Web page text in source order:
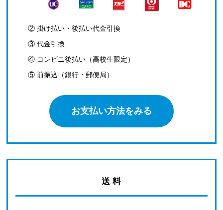
② 掛け払い・後払い代金引換
③ 代金引換
④ コンビニ後払い（高校生限定）
⑤ 前振込（銀行・郵便局）
お支払い方法をみる
送 料